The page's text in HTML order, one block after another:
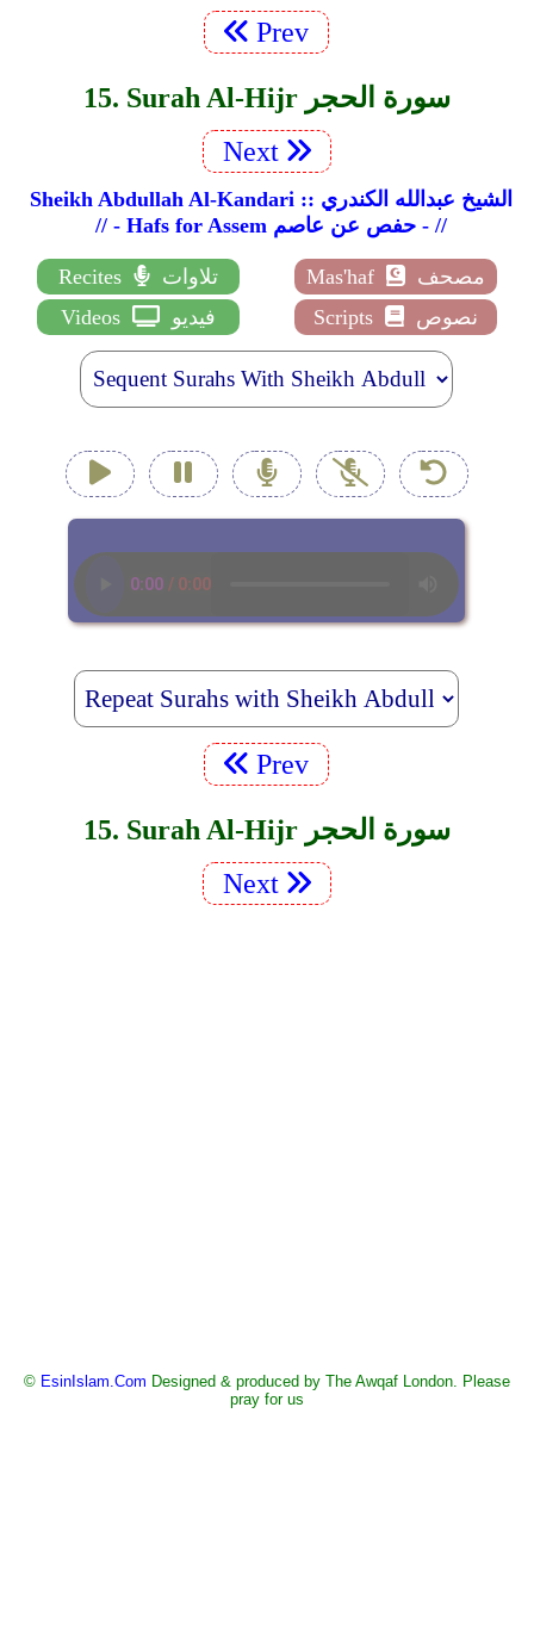
Prev
15. Surah Al-Hijr سورة الحجر
Next
Sheikh Abdullah Al-Kandari :: الشيخ عبدالله الكندري
// - Hafs for Assem حفص عن عاصم - //
Recites تلاوات Mas'haf
مصحف
Videos
فيديو Scripts نصوص
Prev
15. Surah Al-Hijr سورة الحجر
Next
© EsinIslam.Com Designed & produced by The Awqaf London. Please
pray for us